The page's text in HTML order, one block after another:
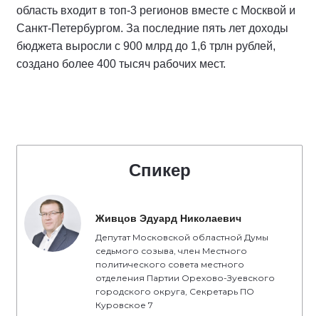
область входит в топ-3 регионов вместе с Москвой и
Санкт-Петербургом. За последние пять лет доходы
бюджета выросли с 900 млрд до 1,6 трлн рублей,
создано более 400 тысяч рабочих мест.
Спикер
Живцов Эдуард Николаевич
Депутат Московской областной Думы
седьмого созыва, член Местного
политического совета местного
отделения Партии Орехово-Зуевского
городского округа, Секретарь ПО
Куровское 7